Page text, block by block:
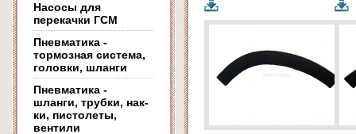
Насосы для
перекачки ГСМ
Пневматика -
тормозная система,
головки, шланги
Пневматика -
шланги, трубки, нак-
ки, пистолеты,
вентили